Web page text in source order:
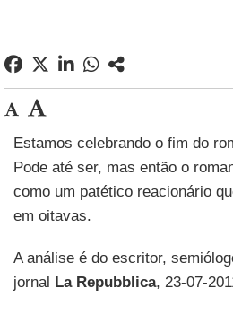
Estamos celebrando o fim do
Pode até ser, mas então o
como um patético reacionário
em oitavas.
A análise é do escritor,
jornal La Repubblica, 23-07-